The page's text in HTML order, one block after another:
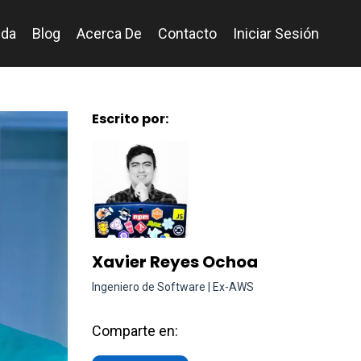
Blog Acerca De Contacto Iniciar Sesión
Escrito por:
Xavier Reyes Ochoa
Ingeniero de Software | Ex-AWS
Comparte en: